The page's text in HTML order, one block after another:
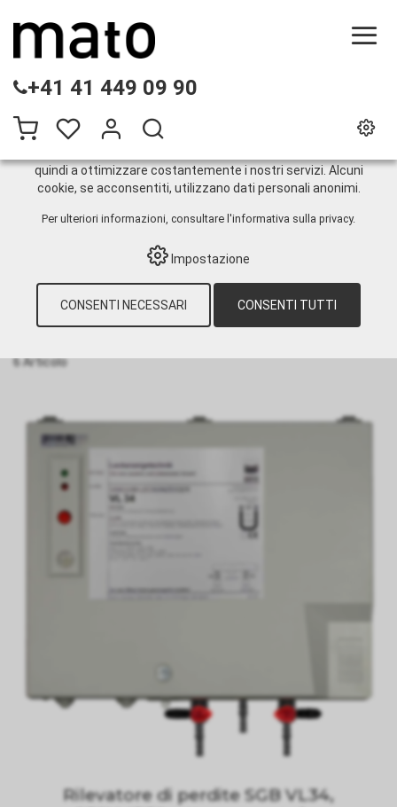
+41 41 449 09 90
SGB
TANKMATERIAL ›
TECNOLOGIA PER CISTERNE ›
MONITORAGGIO DELLE PERDITE
› SGB
6 Articolo
Rilevatore di perdite SGB VL34,
QUESTO SITO WEB UTILIZZA I COOKIE
Sul nostro sito web utilizziamo diversi cookie: alcuni sono
necessari per il corretto funzionamento del sito, altri
consentono di utilizzare più funzionalità, altri ancora ci
quindi a ottimizzare costantemente i nostri servizi. Alcuni
cookie, se acconsentiti, utilizzano dati personali anonimi.
Per ulteriori informazioni, consultare l'informativa sulla privacy.
Impostazione
CONSENTI NECESSARI CONSENTI TUTTI